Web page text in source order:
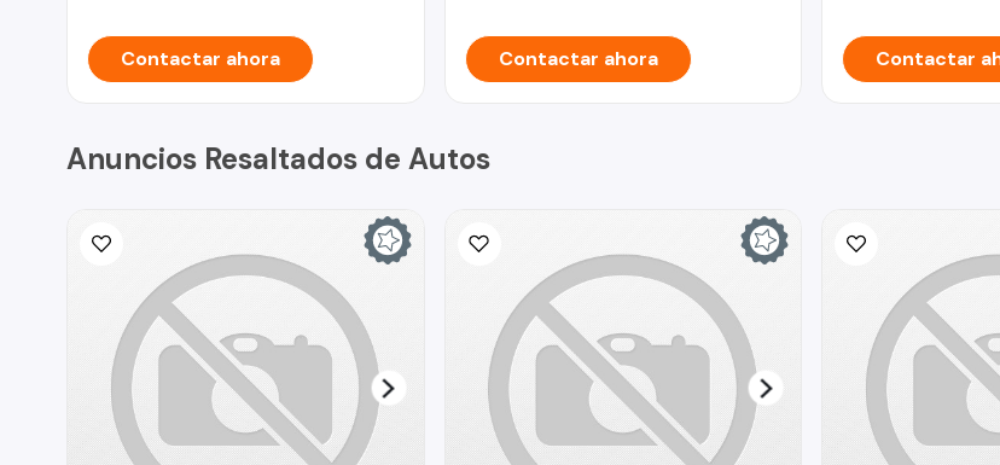
Contactar ahora Contactar ahora Contactar
Anuncios Resaltados de Autos